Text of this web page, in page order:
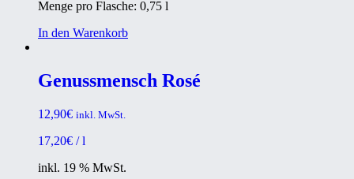
Menge pro Flasche: 0,75 l
In den Warenkorb
Genussmensch Rosé
12,90€ inkl. MwSt.
17,20€ /l
inkl. 19 % MwSt.